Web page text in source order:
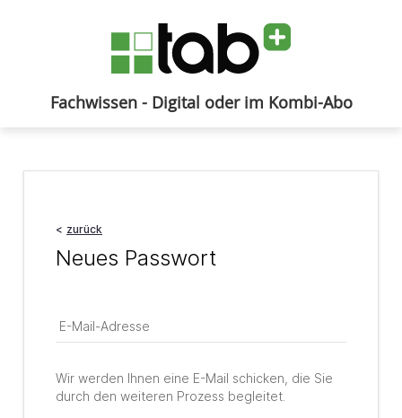
Fachwissen - Digital oder im Kombi-Abo